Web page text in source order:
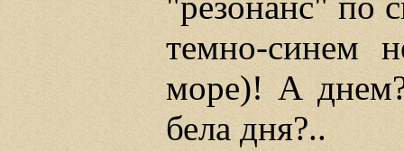
темно-синем
море)! А
бела дня?..